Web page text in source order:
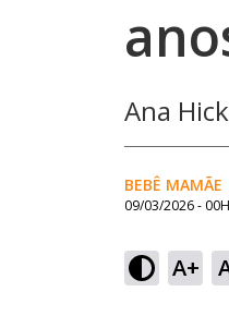
Ana
BEBÊ MAMÃE
09/03/2026 -
A+